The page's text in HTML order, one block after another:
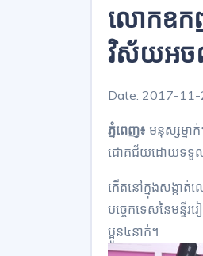
លោក​ឧកញ៉
វិស័យ​អច
Date: 2017-
ភ្នំពេញ៖ មនុស្សម្នាក់
ជោគជ័យ​ដោយ​ទទួលប
កើត​នៅក្នុង​សង្កាត់​
បច្ចេកទេស​នៃ​មន្
ប្អូន៤នាក់។